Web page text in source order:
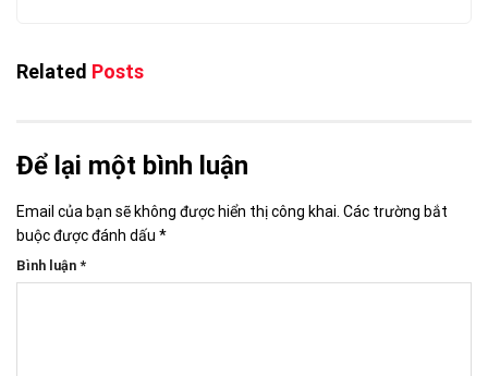
Related Posts
Để lại một bình luận
Email của bạn sẽ không được hiển thị công khai. Các trường bắt
buộc được đánh dấu *
Bình luận *